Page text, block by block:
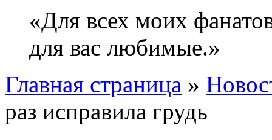
«Для всех моих
для вас любимые.»
Главная страница »
раз исправила грудь